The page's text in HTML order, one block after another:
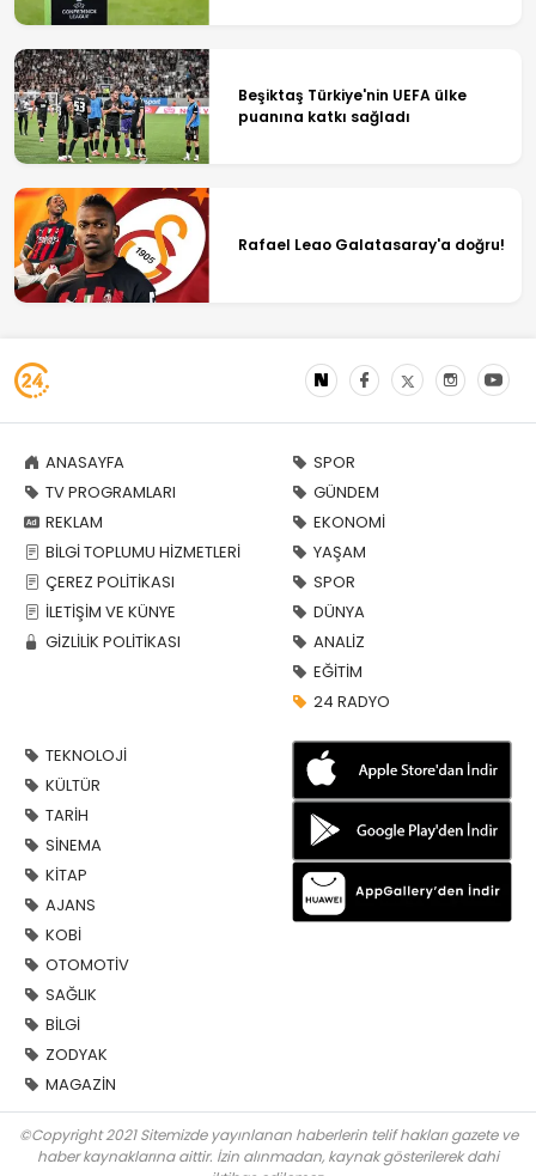
Beşiktaş Türkiye'nin UEFA ülke
puanına katkı sağladı
Rafael Leao Galatasaray'a doğru!
ANASAYFA
TV PROGRAMLARI
REKLAM
BİLGİ TOPLUMU HİZMETLERİ
ÇEREZ POLİTİKASI
İLETİŞİM VE KÜNYE
GİZLİLİK POLİTİKASI
SPOR
GÜNDEM
EKONOMİ
YAŞAM
SPOR
DÜNYA
ANALİZ
EĞİTİM
24 RADYO
TEKNOLOJİ
KÜLTÜR
TARİH
SİNEMA
KİTAP
AJANS
KOBİ
OTOMOTİV
SAĞLIK
BİLGİ
ZODYAK
MAGAZİN
©Copyright 2021 Sitemizde yayınlanan haberlerin telif hakları gazete ve
haber kaynaklarına aittir. İzin alınmadan, kaynak gösterilerek dahi